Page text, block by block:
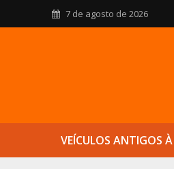
7 de agosto de 2026
VEÍCULOS ANTIGOS